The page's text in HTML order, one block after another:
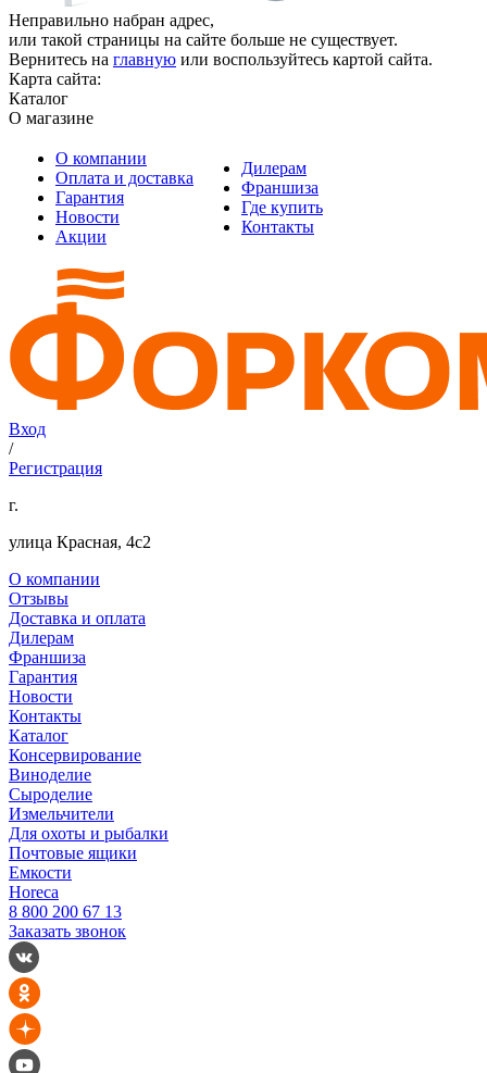
Неправильно набран адрес,
или такой страницы на сайте больше не существует.
Вернитесь на главную или воспользуйтесь картой сайта.
Карта сайта:
Каталог
О магазине
О компании
Оплата и доставка
Гарантия
Новости
Акции
Дилерам
Франшиза
Где купить
Контакты
Вход
/
Регистрация
г.
улица Красная, 4с2
О компании
Отзывы
Доставка и оплата
Дилерам
Франшиза
Гарантия
Новости
Контакты
Каталог
Консервирование
Виноделие
Сыроделие
Измельчители
Для охоты и рыбалки
Почтовые ящики
Емкости
Horeca
8 800 200 67 13
Заказать звонок